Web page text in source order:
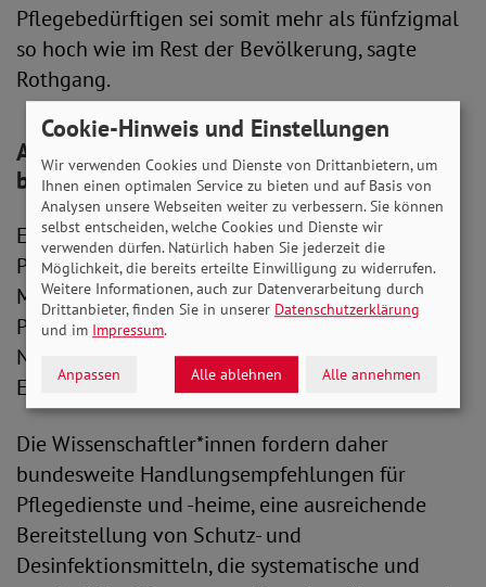
Pflegebedürftigen sei somit mehr als fünfzigmal
so hoch wie im Rest der Bevölkerung, sagte
Rothgang.
Auch Pflegende stärker von Infektionen
betroffen
Ein erhöhtes Risiko trage auch das
Pflegepersonal. Der Anteil infizierter
Mitarbeiter*innen sei in ambulanten
Pflegediensten doppelt so hoch wie in der
Normalbevölkerung, in stationären
Einrichtungen sogar sechsmal so hoch.
Die Wissenschaftler*innen fordern daher
bundesweite Handlungsempfehlungen für
Pflegedienste und -heime, eine ausreichende
Bereitstellung von Schutz- und
Desinfektionsmitteln, die systematische und
Cookie-Hinweis und Einstellungen
Wir verwenden Cookies und Dienste von Drittanbietern, um
Ihnen einen optimalen Service zu bieten und auf Basis von
Analysen unsere Webseiten weiter zu verbessern. Sie können
selbst entscheiden, welche Cookies und Dienste wir
verwenden dürfen. Natürlich haben Sie jederzeit die
Möglichkeit, die bereits erteilte Einwilligung zu widerrufen.
Weitere Informationen, auch zur Datenverarbeitung durch
Drittanbieter, finden Sie in unserer Datenschutzerklärung
und im Impressum.
Anpassen Alle ablehnen Alle annehmen